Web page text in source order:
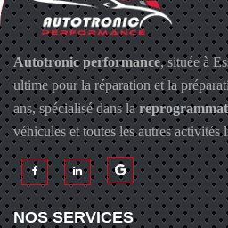
Autotronic performance, située à
ultime pour la réparation et la
ans, spécialisé dans la
véhicules et toutes les autres activités
NOS SERVICES